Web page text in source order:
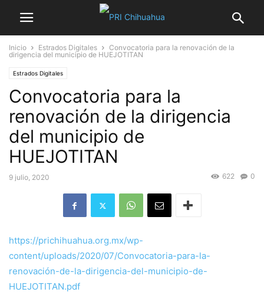
Inicio Estrados Digitales
Convocatoria para la renovación de la
dirigencia del municipio de HUEJOTITAN
Estrados Digitales
Convocatoria para la
renovación de la dirigencia
del municipio de
HUEJOTITAN
9 julio, 2020 0
622
https://prichihuahua.org.mx/wp-
content/uploads/2020/07/Convocatoria-para-la-
renovación-de-la-dirigencia-del-municipio-de-
HUEJOTITAN.pdf